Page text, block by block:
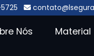
Nós Material